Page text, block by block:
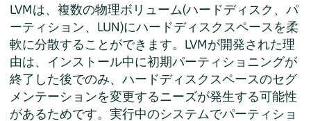
LVMは、複数の物理ボリューム(ハードディスク、パ
ーティション、LUN)にハードディスクスペースを柔
軟に分散することができます。LVMが開発された理
由は、インストール中に初期パーティショニングが
終了した後でのみ、ハードディスクスペースのセグ
メンテーションを変更するニーズが発生する可能性
があるためです。実行中のシステムでパーティショ